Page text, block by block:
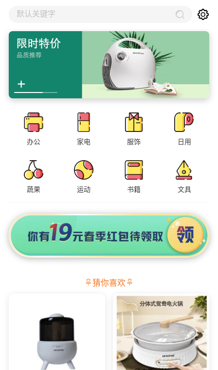
默认关键字
办公 家电 服饰 日用
蔬果 运动 书籍 文具
猜你喜欢